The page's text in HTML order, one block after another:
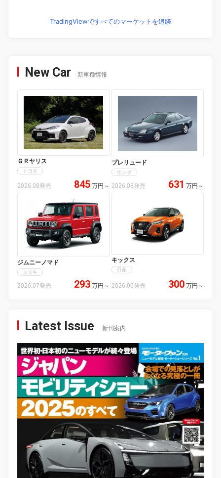
TradingViewですべてのマーケットを追跡
New Car 新車種情報
ＧＲヤリス
トヨタ
2026.08発売 845 万円 ～
プレリュード
ホンダ
2026.08発売 631 万円 ～
ジムニーノマド
スズキ
2026.07発売 293 万円 ～
キックス
日産
2026.06発売 300 万円 ～
Latest Issue 新刊案内